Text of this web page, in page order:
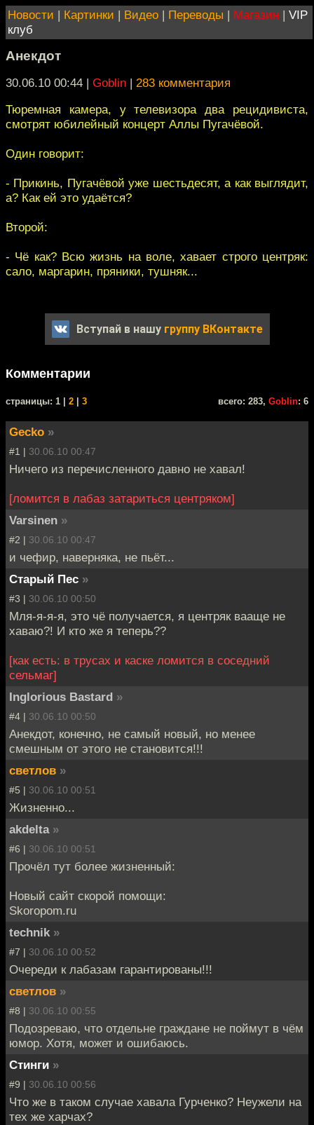
Новости | Картинки | Видео | Переводы | Магазин | VIP
клуб
Анекдот
30.06.10 00:44 | Goblin | 283 комментария
Тюремная камера, у телевизора два рецидивиста,
смотрят юбилейный концерт Аллы Пугачёвой.
Один говорит:
- Прикинь, Пугачёвой уже шестьдесят, а как выглядит,
а? Как ей это удаётся?
Второй:
- Чё как? Всю жизнь на воле, хавает строго центряк:
сало, маргарин, пряники, тушняк...
Вступай в нашу группу ВКонтакте
Комментарии
cтраницы: 1 | 2 3 всего: 283, Goblin: 6
Gecko »
#1 | 30.06.10 00:47
Ничего из перечисленного давно не хавал!
[ломится в лабаз затариться центряком]
Varsinen »
#2 | 30.06.10 00:47
и чефир, наверняка, не пьёт...
Старый Пес »
#3 | 30.06.10 00:50
Мля-я-я-я, это чё получается, я центряк вааще не
хаваю?! И кто же я теперь??
[как есть: в трусах и каске ломится в соседний
сельмаг]
Inglorious Bastard »
#4 | 30.06.10 00:50
Анекдот, конечно, не самый новый, но менее
смешным от этого не становится!!!
светлов »
#5 | 30.06.10 00:51
Жизненно...
akdelta »
#6 | 30.06.10 00:51
Прочёл тут более жизненный:
Новый сайт скорой помощи:
Skoropom.ru
technik »
#7 | 30.06.10 00:52
Очереди к лабазам гарантированы!!!
светлов »
#8 | 30.06.10 00:55
Подозреваю, что отдельне граждане не поймут в чём
юмор. Хотя, может и ошибаюсь.
Стинги »
#9 | 30.06.10 00:56
Что же в таком случае хавала Гурченко? Неужели на
тех же харчах?